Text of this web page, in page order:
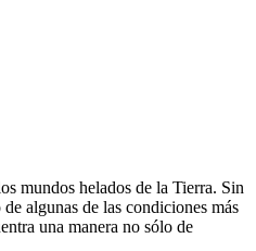
mundos helados de la Tierra. Sin
algunas de las condiciones más
una manera no sólo de